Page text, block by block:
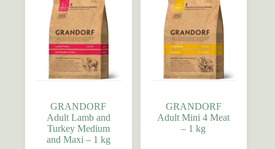
GRANDORF
Adult Lamb and
Turkey Medium
and Maxi – 1 kg
GRANDORF
Adult Mini 4 Meat
– 1 kg